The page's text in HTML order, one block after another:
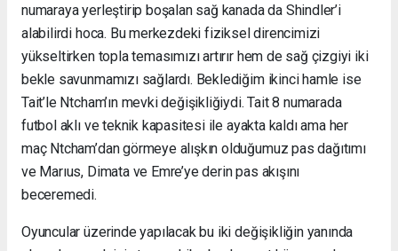
numaraya yerleştirip boşalan sağ kanada da Shindler’i
alabilirdi hoca. Bu merkezdeki fiziksel direncimizi
yükseltirken topla temasımızı artırır hem de sağ çizgiyi iki
bekle savunmamızı sağlardı. Beklediğim ikinci hamle ise
Tait’le Ntcham’ın mevki değişikliğiydi. Tait 8 numarada
futbol aklı ve teknik kapasitesi ile ayakta kaldı ama her
maç Ntcham’dan görmeye alışkın olduğumuz pas dağıtımı
ve Marıus, Dimata ve Emre’ye derin pas akışını
beceremedi.
Oyuncular üzerinde yapılacak bu iki değişikliğin yanında